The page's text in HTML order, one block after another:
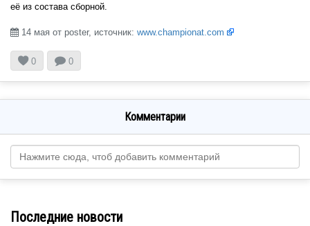
её из состава сборной.
 14 мая от poster, источник: www.championat.com
0  0
Комментарии
Последние новости